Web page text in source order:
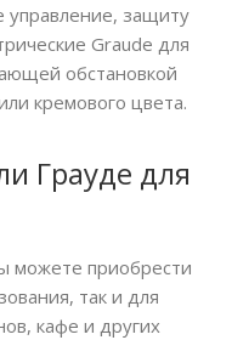
управление, защиту
Graude для
обстановкой
кремового цвета.
Грауде для
можете приобрести
так и для
кафе и других